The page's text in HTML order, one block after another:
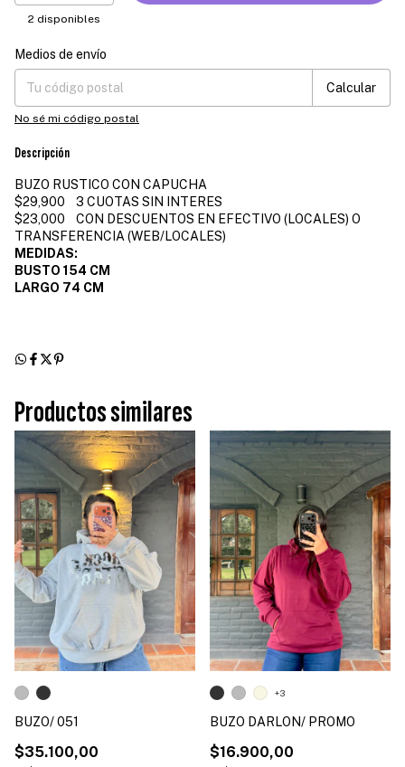
2 disponibles
Entregas para el CP:
Medios de envío
Calcular
No sé mi código postal
Descripción
BUZO RUSTICO CON CAPUCHA
$29,900 3 CUOTAS SIN INTERES
$23,000 CON DESCUENTOS EN EFECTIVO (LOCALES) O
TRANSFERENCIA (WEB/LOCALES)
MEDIDAS:
BUSTO 154 CM
LARGO 74 CM
Productos similares
BUZO/ 051
$35.100,00
BUZO DARLON/ PROMO
$16.900,00
+3